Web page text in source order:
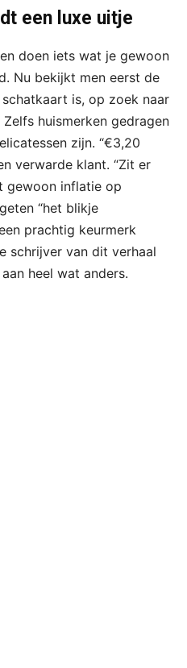
een luxe uitje
doen iets wat je gewoon
Nu bekijkt men eerst de
is, op zoek naar
huismerken gedragen
zijn. “€3,20
verwarde klant. “Zit er
gewoon inflatie op
“het blikje
prachtig keurmerk
schrijver van dit verhaal
aan heel wat anders.